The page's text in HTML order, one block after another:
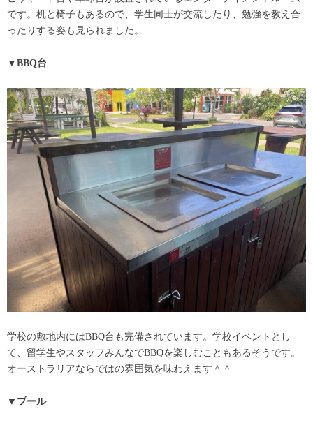
です。机と椅子もあるので、学生同士が交流したり、勉強を教え合
ったりする姿も見られました。
▼BBQ台
学校の敷地内にはBBQ台も完備されています。学校イベントとし
て、留学生やスタッフみんなでBBQを楽しむこともあるそうです。
オーストラリアならではの雰囲気を味わえます＾＾
▼プール